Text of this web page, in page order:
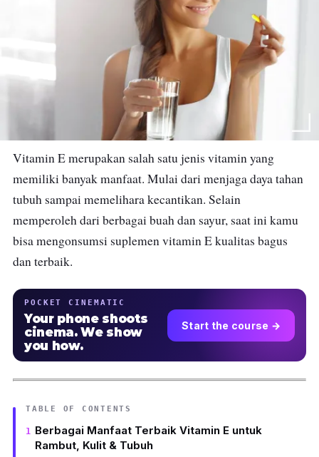
Vitamin E merupakan salah satu jenis vitamin yang
memiliki banyak manfaat. Mulai dari menjaga daya tahan
tubuh sampai memelihara kecantikan. Selain
memperoleh dari berbagai buah dan sayur, saat ini kamu
bisa mengonsumsi suplemen vitamin E kualitas bagus
dan terbaik.
POCKET CINEMATIC
Your phone shoots
cinema. We show
you how.
Start the course →
TABLE OF CONTENTS
Berbagai Manfaat Terbaik Vitamin E untuk
Rambut, Kulit & Tubuh